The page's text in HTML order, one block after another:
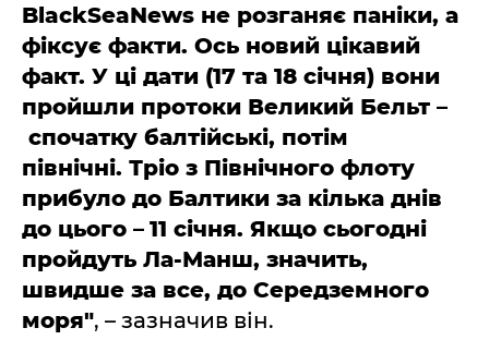
BlackSeaNews не розганяє паніки, а
фіксує факти. Ось новий цікавий
факт. У ці дати (17 та 18 січня) вони
пройшли протоки Великий Бельт –
спочатку балтійські, потім
північні. Тріо з Північного флоту
прибуло до Балтики за кілька днів
до цього – 11 січня. Якщо сьогодні
пройдуть Ла-Манш, значить,
швидше за все, до Середземного
моря", – зазначив він.